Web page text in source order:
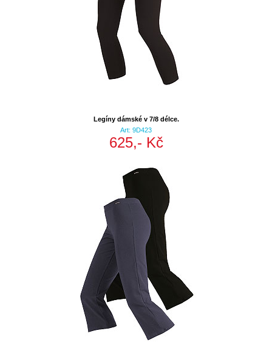
Legíny dámské v 7/8 délce.
Art: 9D423
625,- Kč